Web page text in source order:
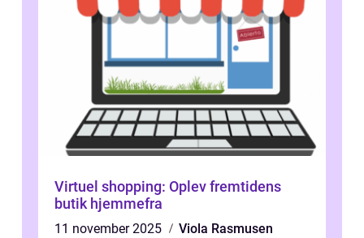
Virtuel shopping: Oplev fremtidens
butik hjemmefra
11 november 2025
Viola Rasmusen